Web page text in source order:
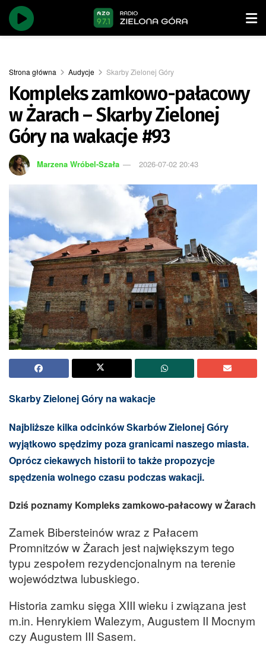
Strona główna Audycje Skarby Zielonej Góry
Kompleks zamkowo-pałacowy
w Żarach – Skarby Zielonej
Góry na wakacje #93
Marzena Wróbel-Szała 2026-07-02 20:43
Skarby Zielonej Góry na wakacje
Najbliższe kilka odcinków Skarbów Zielonej Góry
wyjątkowo spędzimy poza granicami naszego miasta.
Oprócz ciekawych historii to także propozycje
spędzenia wolnego czasu podczas wakacji.
Dziś poznamy Kompleks zamkowo-pałacowy w Żarach
Zamek Bibersteinów wraz z Pałacem
Promnitzów w Żarach jest największym tego
typu zespołem rezydencjonalnym na terenie
województwa lubuskiego.
Historia zamku sięga XIII wieku i związana jest
m.in. Henrykiem Walezym, Augustem II Mocnym
czy Augustem III Sasem.